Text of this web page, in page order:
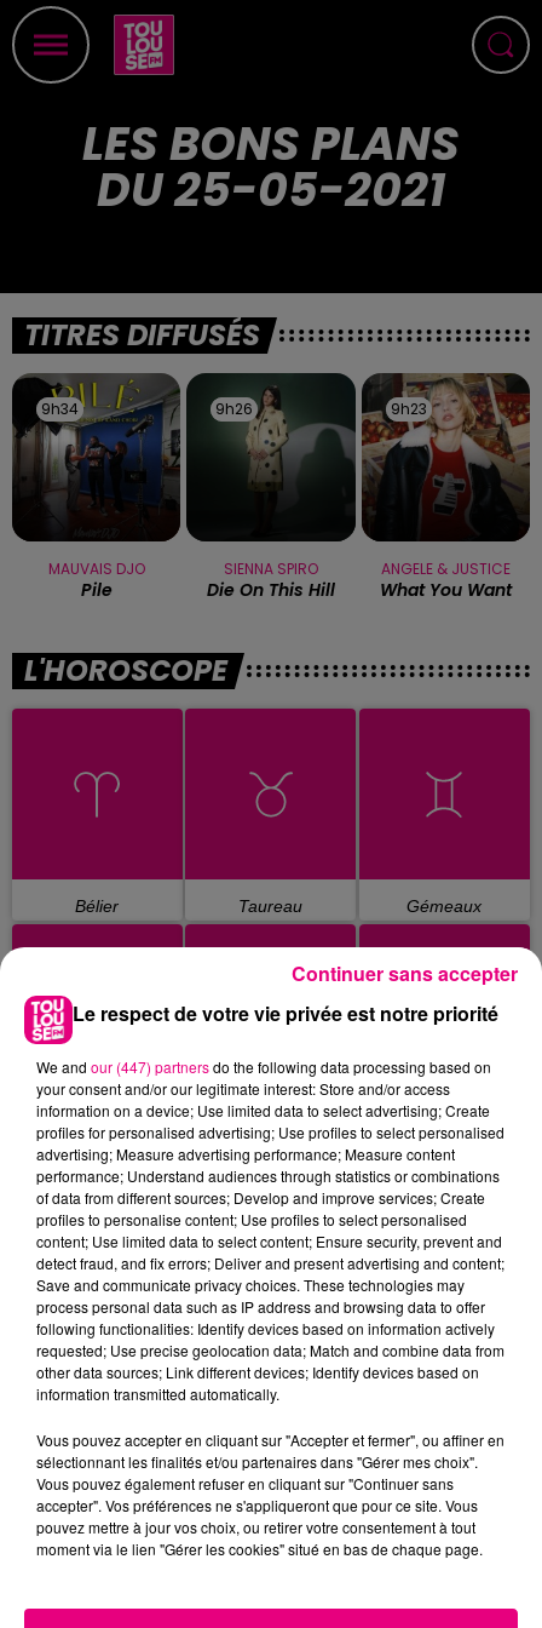
LES BONS PLANS
DU 25-05-2021
TITRES DIFFUSÉS
9h34
9h34
MAUVAIS DJO
Pile
9h26
9h26
SIENNA SPIRO
Die On This Hill
9h23
9h23
ANGELE & JUSTICE
What You Want
L'HOROSCOPE
Bélier Taureau Gémeaux
Cancer Lion Vierge
Balance Scorpion Sagittaire
Capricorne Verseau Poissons
Le respect de votre vie privée est notre priorité
We and our (447) partnersdo the following data processing based on
your consent and/or our legitimate interest: Store and/or access
information on a device; Use limited data to select advertising; Create
profiles for personalised advertising; Use profiles to select personalised
advertising; Measure advertising performance; Measure content
performance; Understand audiences through statistics or combinations
of data from different sources; Develop and improve services; Create
profiles to personalise content; Use profiles to select personalised
content; Use limited data to select content; Ensure security, prevent and
detect fraud, and fix errors; Deliver and present advertising and content;
Save and communicate privacy choices. These technologies may
process personal data such as IP address and browsing data to offer
following functionalities: Identify devices based on information actively
requested; Use precise geolocation data; Match and combine data from
other data sources; Link different devices; Identify devices based on
information transmitted automatically.
Vous pouvez accepter en cliquant sur "Accepter et fermer", ou affiner en
sélectionnant les finalités et/ou partenaires dans "Gérer mes choix".
Vous pouvez également refuser en cliquant sur "Continuer sans
accepter". Vos préférences ne s'appliqueront que pour ce site. Vous
pouvez mettre à jour vos choix, ou retirer votre consentement à tout
moment via le lien "Gérer les cookies" situé en bas de chaque page.
Continuer sans accepter